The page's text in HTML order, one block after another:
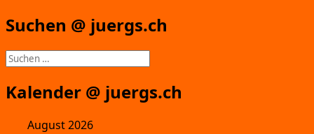
Suchen @ juergs.ch
Suchen
nach:
Kalender @ juergs.ch
August 2026